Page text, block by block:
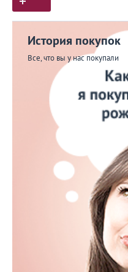
История покупок
Все, что вы у нас покупали